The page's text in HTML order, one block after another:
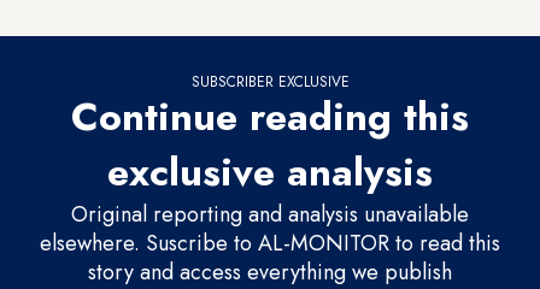
SUBSCRIBER EXCLUSIVE
Continue reading this
exclusive analysis
Original reporting and analysis unavailable
elsewhere. Suscribe to AL-MONITOR to read this
story and access everything we publish